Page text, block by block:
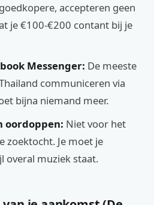
accepteren geen
je €100-€200 contant bij je
Messenger: De meeste
communiceren via
bijna niemand meer.
oordoppen: Niet voor het
zoektocht. Je moet je
overal muziek staat.